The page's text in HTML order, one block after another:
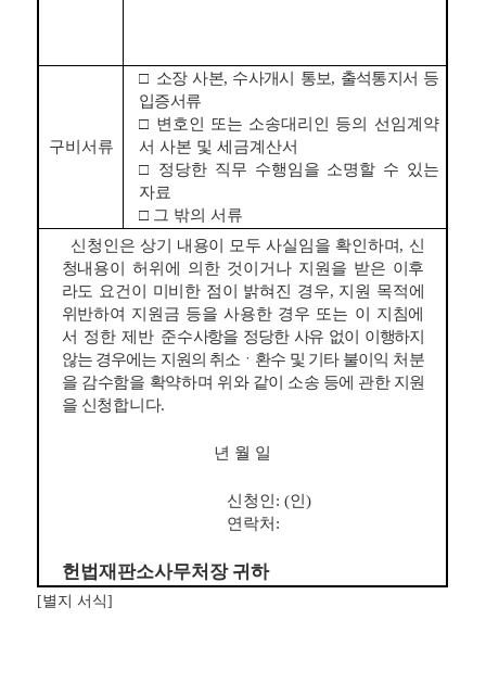
구비서류
□ 소장 사본, 수사개시 통보, 출석통지서 등
입증서류
□ 변호인 또는 소송대리인 등의 선임계약
서 사본 및 세금계산서
□ 정당한 직무 수행임을 소명할 수 있는
자료
□ 그 밖의 서류
신청인은 상기 내용이 모두 사실임을 확인하며, 신
청내용이 허위에 의한 것이거나 지원을 받은 이후
라도 요건이 미비한 점이 밝혀진 경우, 지원 목적에
위반하여 지원금 등을 사용한 경우 또는 이 지침에
서 정한 제반 준수사항을 정당한 사유 없이 이행하지
않는 경우에는 지원의 취소 ㆍ 환수 및 기타 불이익 처분
을 감수함을 확약하며 위와 같이 소송 등에 관한 지원
을 신청합니다.
년 월 일
신청인 : (인 )
연락처 :
헌법재판소사무처장 귀하
[별지 서식]